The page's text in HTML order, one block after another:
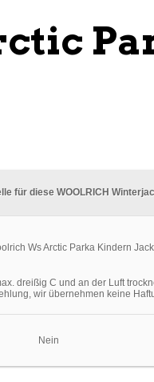
für diese WOOLRICH
dreißig C und an der Luft
wir übernehmen keine
Nein